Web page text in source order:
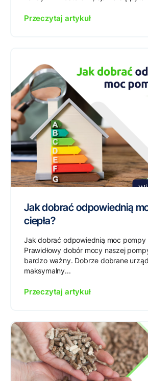
Przeczytaj artykuł
Jak dobrać odpowiednią
ciepła?
Jak dobrać odpowiednią moc pompy
Prawidłowy dobór mocy naszej
bardzo ważny. Dobrze dobrane
maksymalny...
Przeczytaj artykuł